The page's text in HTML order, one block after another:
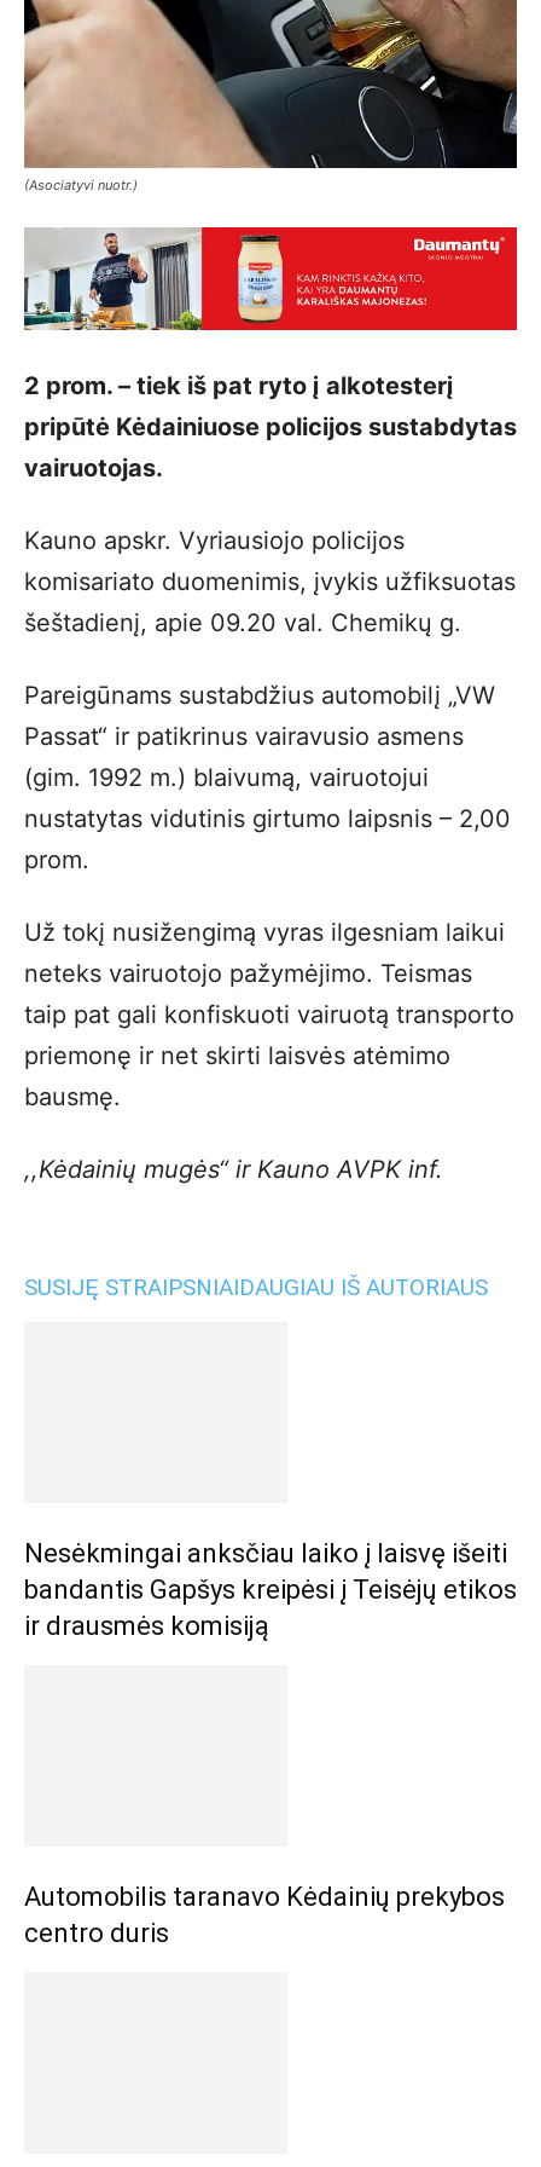
(Asociatyvi nuotr.)
2 prom. – tiek iš pat ryto į alkotesterį
pripūtė Kėdainiuose policijos sustabdytas
vairuotojas.
Kauno apskr. Vyriausiojo policijos
komisariato duomenimis, įvykis užfiksuotas
šeštadienį, apie 09.20 val. Chemikų g.
Pareigūnams sustabdžius automobilį „VW
Passat“ ir patikrinus vairavusio asmens
(gim. 1992 m.) blaivumą, vairuotojui
nustatytas vidutinis girtumo laipsnis – 2,00
prom.
Už tokį nusižengimą vyras ilgesniam laikui
neteks vairuotojo pažymėjimo. Teismas
taip pat gali konfiskuoti vairuotą transporto
priemonę ir net skirti laisvės atėmimo
bausmę.
,,Kėdainių mugės“ ir Kauno AVPK inf.
SUSIJĘ STRAIPSNIAIDAUGIAU IŠ AUTORIAUS
Nesėkmingai anksčiau laiko į laisvę išeiti
bandantis Gapšys kreipėsi į Teisėjų etikos
ir drausmės komisiją
Automobilis taranavo Kėdainių prekybos
centro duris